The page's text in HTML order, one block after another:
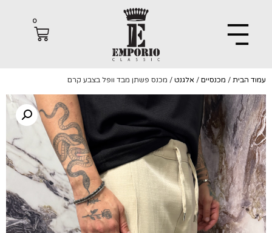
הבית/מכנסיים/אלגנט / מכנס פשתן מבד וופל בצבע קרם